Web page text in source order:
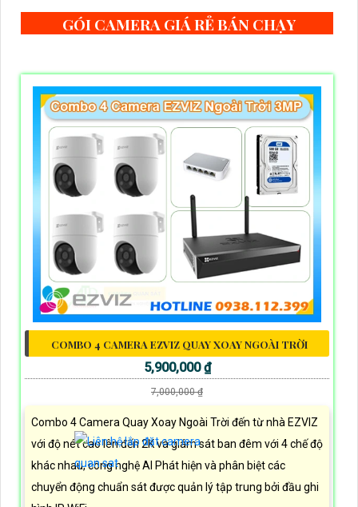
GÓI CAMERA GIÁ RẺ BÁN CHẠY
COMBO 4 CAMERA EZVIZ QUAY XOAY NGOÀI TRỜI
5,900,000 ₫
7,000,000 ₫
Combo 4 Camera Quay Xoay Ngoài Trời đến từ nhà EZVIZ
với độ nét cao lên đến 2K và giám sát ban đêm với 4 chế độ
khác nhau, công nghệ AI Phát hiện và phân biệt các
chuyển động chuẩn sát được quản lý tập trung bởi đầu ghi